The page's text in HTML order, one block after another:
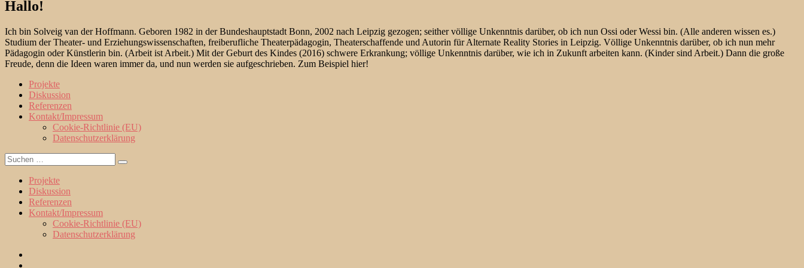
Hallo!
Ich bin Solveig van der Hoffmann. Geboren 1982 in der Bundeshauptstadt Bonn, 2002 nach Leipzig gezogen; seither völlige Unkenntnis darüber, ob ich nun Ossi oder Wessi bin. (Alle anderen wissen es.)
Studium der Theater- und Erziehungswissenschaften, freiberufliche Theaterpädagogin, Theaterschaffende und Autorin für Alternate Reality Stories in Leipzig. Völlige Unkenntnis darüber, ob ich nun mehr
Pädagogin oder Künstlerin bin. (Arbeit ist Arbeit.) Mit der Geburt des Kindes (2016) schwere Erkrankung; völlige Unkenntnis darüber, wie ich in Zukunft arbeiten kann. (Kinder sind Arbeit.) Dann die große
Freude, denn die Ideen waren immer da, und nun werden sie aufgeschrieben. Zum Beispiel hier!
Projekte
Diskussion
Referenzen
Kontakt/Impressum
Cookie-Richtlinie (EU)
Datenschutzerklärung
Suche
nach:
Suchen
Projekte
Diskussion
Referenzen
Kontakt/Impressum
Cookie-Richtlinie (EU)
Datenschutzerklärung